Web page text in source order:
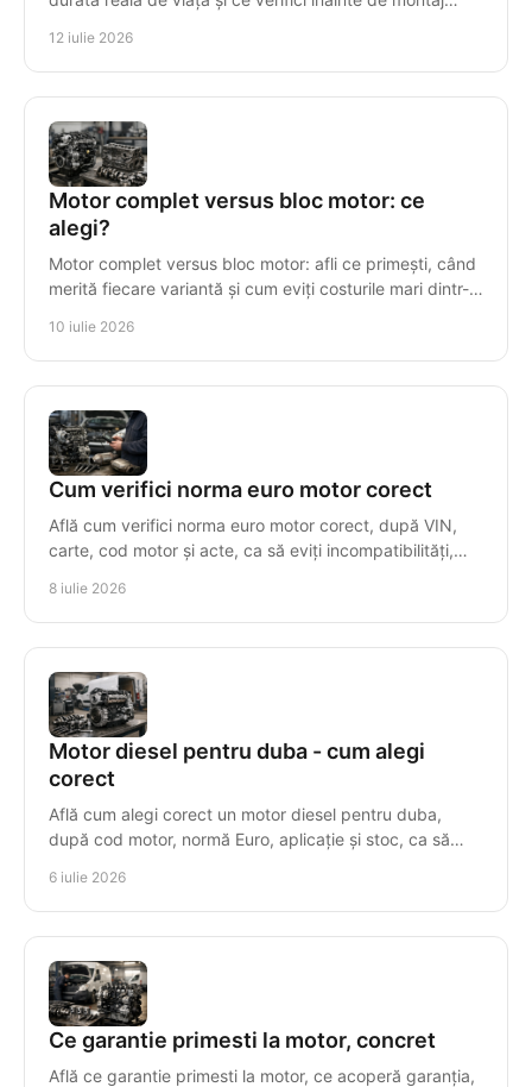
12 iulie 2026
Motor complet versus bloc motor: ce
alegi?
Motor complet versus bloc motor: afli ce primești, când
merită fiecare variantă și cum eviți costurile mari dintr-o
10 iulie 2026
Cum verifici norma euro motor corect
Află cum verifici norma euro motor corect, după VIN,
carte, cod motor și acte, ca să eviți incompatibilități,
8 iulie 2026
Motor diesel pentru duba - cum alegi
corect
Află cum alegi corect un motor diesel pentru duba,
după cod motor, normă Euro, aplicație și stoc, ca să
6 iulie 2026
Ce garantie primesti la motor, concret
Află ce garantie primesti la motor, ce acoperă garanția,